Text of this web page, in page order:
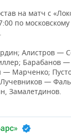
на матч с
по
Алистров —
Барабанов —
— Марченко;
—
Замалетдинов.